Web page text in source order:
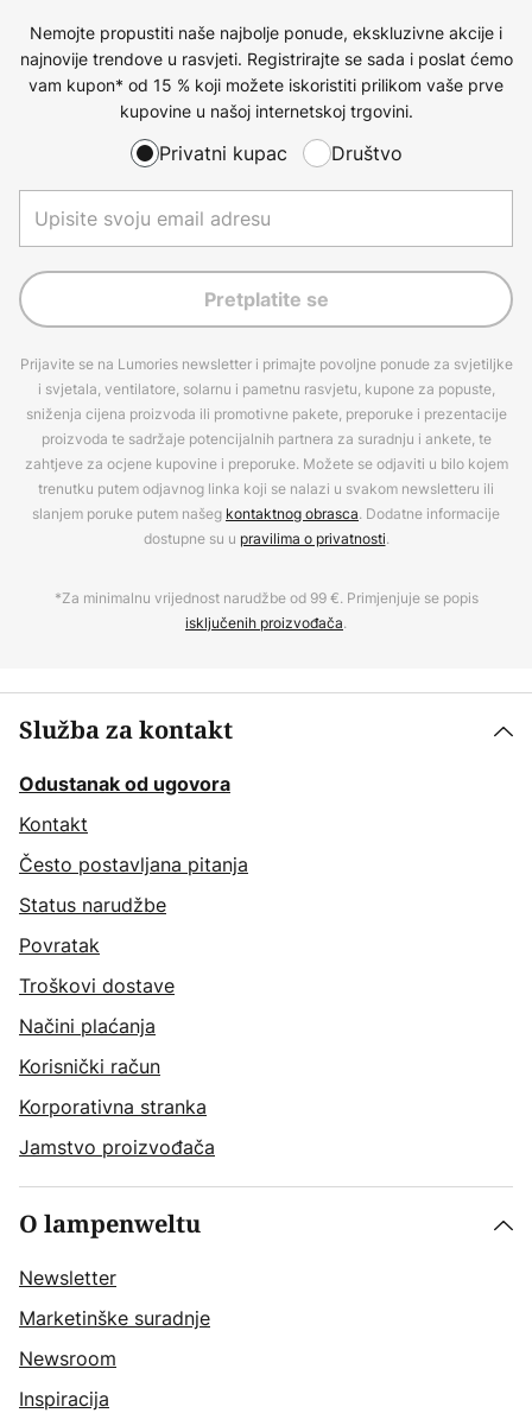
Nemojte propustiti naše najbolje ponude, ekskluzivne akcije i
najnovije trendove u rasvjeti. Registrirajte se sada i poslat ćemo
vam kupon* od 15 % koji možete iskoristiti prilikom vaše prve
kupovine u našoj internetskoj trgovini.
Privatni kupac Društvo
Pretplatite se
Prijavite se na Lumories newsletter i primajte povoljne ponude za svjetiljke
i svjetala, ventilatore, solarnu i pametnu rasvjetu, kupone za popuste,
sniženja cijena proizvoda ili promotivne pakete, preporuke i prezentacije
proizvoda te sadržaje potencijalnih partnera za suradnju i ankete, te
zahtjeve za ocjene kupovine i preporuke. Možete se odjaviti u bilo kojem
trenutku putem odjavnog linka koji se nalazi u svakom newsletteru ili
slanjem poruke putem našeg kontaktnog obrasca. Dodatne informacije
dostupne su u pravilima o privatnosti.
*Za minimalnu vrijednost narudžbe od 99 €. Primjenjuje se popis
isključenih proizvođača.
Služba za kontakt
Odustanak od ugovora
Kontakt
Često postavljana pitanja
Status narudžbe
Povratak
Troškovi dostave
Načini plaćanja
Korisnički račun
Korporativna stranka
Jamstvo proizvođača
O lampenweltu
Newsletter
Marketinške suradnje
Newsroom
Inspiracija